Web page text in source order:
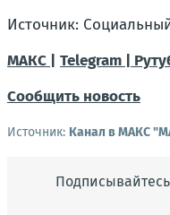
Источник:
МАКС |
Telegram |
Сообщить новость
Источник: Канал в МАКС